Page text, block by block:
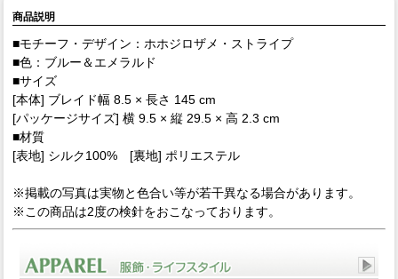
商品説明
■モチーフ・デザイン：ホホジロザメ・ストライプ
■色：ブルー＆エメラルド
■サイズ
[本体] ブレイド幅 8.5 × 長さ 145 cm
[パッケージサイズ] 横 9.5 × 縦 29.5 × 高 2.3 cm
■材質
[表地] シルク100% [裏地] ポリエステル
※掲載の写真は実物と色合い等が若干異なる場合があります。
※この商品は2度の検針をおこなっております。